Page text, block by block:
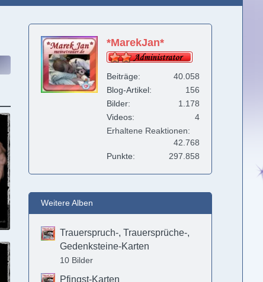
*MarekJan*
Beiträge
40.058
Blog-Artikel
156
Bilder
1.178
Videos
4
Erhaltene Reaktionen
42.768
Punkte
297.858
Weitere Alben
Trauerspruch-, Trauersprüche-,
Gedenksteine-Karten
10 Bilder
Pfingst-Karten